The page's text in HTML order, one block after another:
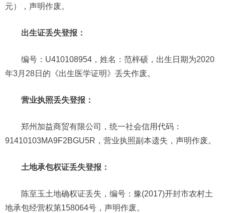
元），声明作废。
出生证丢失登报：
编号：U410108954，姓名：范梓硕，出生日期为2020
年3月28日的《出生医学证明》丢失作废。
营业执照丢失登报：
郑州加益商贸有限公司，统一社会信用代码：
91410103MA9F2BGU5R，营业执照副本遗失，声明作废。
土地承包权证丢失登报：
陈至玉土地确权证丢失，编号：豫(2017)开封市农村土
地承包经营权第158064号，声明作废。